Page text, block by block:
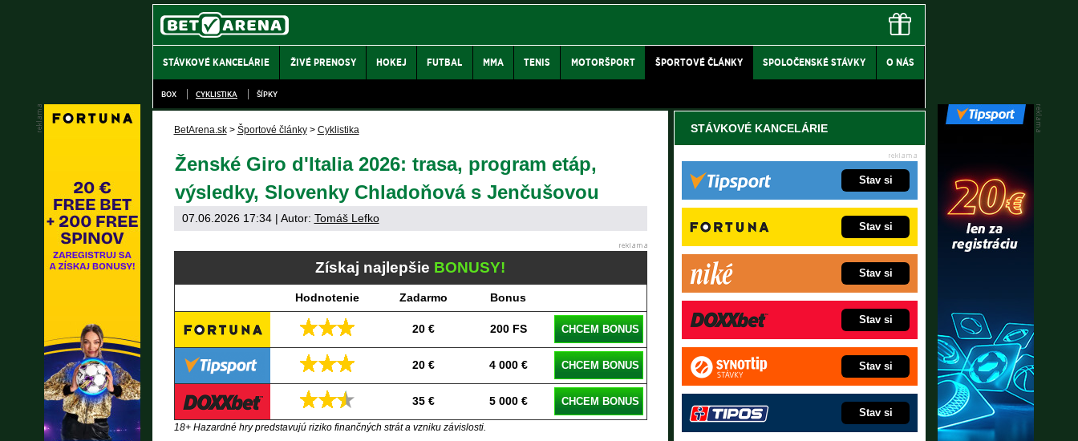
STÁVKOVÉ KANCELÁRIE ŽIVÉ PRENOSY HOKEJ FUTBAL MMA TENIS MOTORŠPORT ŠPORTOVÉ ČLÁNKY SPOLOČENSKÉ STÁVKY O NÁS
BOX CYKLISTIKA ŠÍPKY
BetArena.sk > Športové články > Cyklistika
Ženské Giro d'Italia 2026: trasa, program etáp,
výsledky, Slovenky Chladoňová s Jenčušovou
07.06.2026 17:34| Autor: Tomáš Lefko
Získaj najlepšie BONUSY!
Hodnotenie Zadarmo Bonus
20 € 200 FS CHCEM BONUS
20 € 4 000 € CHCEM BONUS
35 € 5 000 € CHCEM BONUS
18+ Hazardné hry predstavujú riziko finančných strát a vzniku závislosti.
STÁVKOVÉ KANCELÁRIE
Stav si
Stav si
Stav si
Stav si
Stav si
Stav si